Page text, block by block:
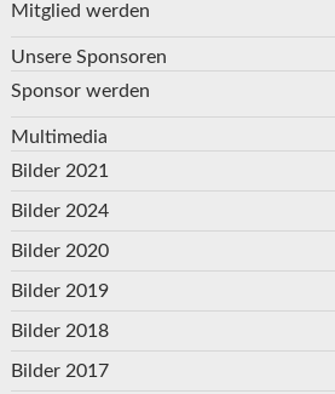
Mitglied werden
Unsere Sponsoren
Sponsor werden
Multimedia
Bilder 2021
Bilder 2024
Bilder 2020
Bilder 2019
Bilder 2018
Bilder 2017